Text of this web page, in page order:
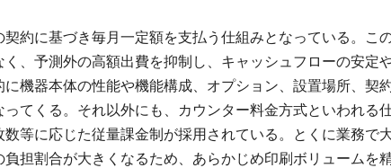
約に基づき毎月一定額を支払う仕組みとなっている。こ
、予測外の高額出費を抑制し、キャッシュフローの安定
機器本体の性能や機能構成、オプション、設置場所、契
てくる。それ以外にも、カウンター料金方式といわれる
等に応じた従量課金制が採用されている。とくに業務で
担割合が大きくなるため、あらかじめ印刷ボリュームを